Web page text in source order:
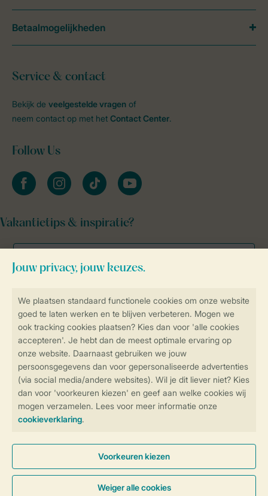
Controle over jouw gegevens &
Instellingen wijzigen
Veilig en snel online boeken
Veilige gegevensoverdracht
Veilige betaling
Service & contact
Bekijk de veelgestelde vragen of
neem contact op met het Contact Center.
Follow Us
facebookinstagramtiktok youtube
Vakantietips & inspiratie?
Betaalmogelijkheden